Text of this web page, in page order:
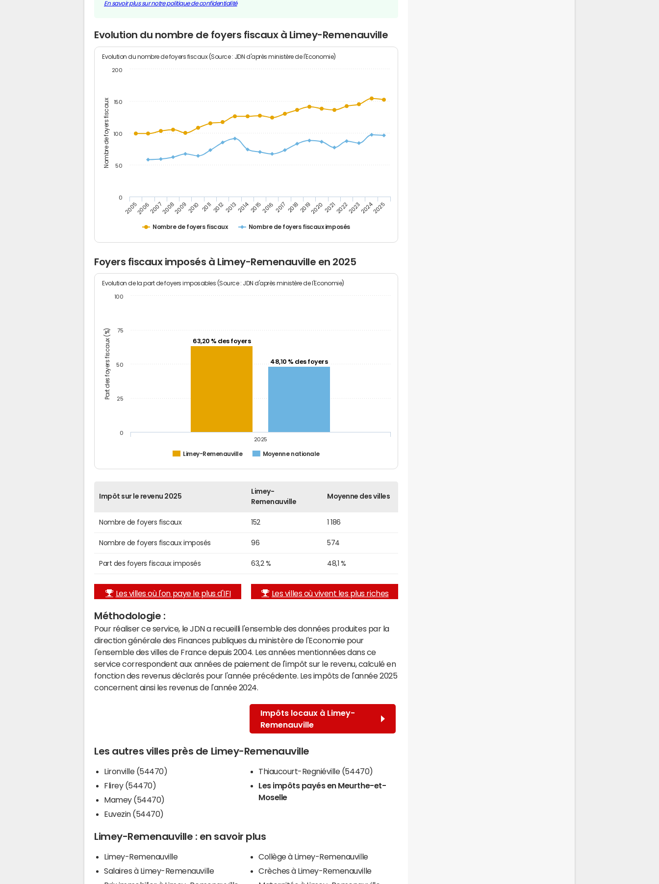
En savoir plus sur notre politique de confidentialité
Evolution du nombre de foyers fiscaux à Limey-Remenauville
Nombre de foyers fiscaux
Evolution du nombre de foyers fiscaux (Source : JDN d'après ministère de l'Economie)
Nombre de foyers fiscaux Nombre de foyers fiscaux imposés
200520062007200820092010 201120122013201420152016 2017 20182019202020212022202320242025
0
50
100
150
200
Foyers fiscaux imposés à Limey-Remenauville en 2025
Part des foyers fiscaux (%)
Evolution de la part de foyers imposables (Source : JDN d'après ministère de l'Economie)
63,20 % des foyers
48,10 % des foyers
Limey-Remenauville Moyenne nationale
2025
0
25
50
75
100
Impôt sur le revenu 2025
Limey-
Remenauville
Moyenne des villes
Nombre de foyers fiscaux 152 1 186
Nombre de foyers fiscaux imposés 96 574
Part des foyers fiscaux imposés 63,2 % 48,1 %
Les villes où l'on paye le plus d'IFI Les villes où vivent les plus riches
Méthodologie :
Pour réaliser ce service, le JDN a recueilli l'ensemble des données produites par la
direction générale des Finances publiques du ministère de l'Economie pour
l'ensemble des villes de France depuis 2004. Les années mentionnées dans ce
service correspondent aux années de paiement de l'impôt sur le revenu, calculé en
fonction des revenus déclarés pour l'année précédente. Les impôts de l'année 2025
concernent ainsi les revenus de l'année 2024.
Impôts locaux à Limey-
Remenauville
Les autres villes près de Limey-Remenauville
Lironville (54470)
Flirey (54470)
Mamey (54470)
Euvezin (54470)
Thiaucourt-Regniéville (54470)
Les impôts payés en Meurthe-et-
Moselle
Limey-Remenauville : en savoir plus
Limey-Remenauville
Salaires à Limey-Remenauville
Collège à Limey-Remenauville
Crèches à Limey-Remenauville